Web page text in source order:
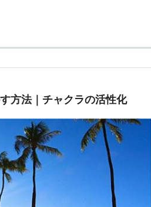
方法｜チャクラの活性化